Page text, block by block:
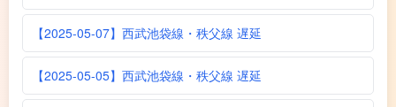
【2025-05-07】西武池袋線・秩父線 遅延
【2025-05-05】西武池袋線・秩父線 遅延